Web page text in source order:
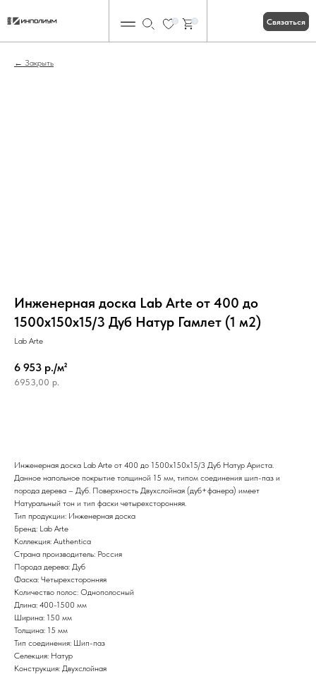
Связаться
Закрыть
Инженерная доска Lab Arte от 400 до
1500х150х15/3 Дуб Натур Гамлет (1 м2)
Lab Arte
6 953 р./м²
6953,00 р.
Инженерная доска Lab Arte от 400 до 1500х150х15/3 Дуб Натур Ариста.
Данное напольное покрытие толщиной 15 мм, типом соединения шип-паз и
порода дерева – Дуб. Поверхность Двухслойная (дуб+фанера) имеет
Натуральный тон и тип фаски четырехсторонняя.
Тип продукции: Инженерная доска
Бренд: Lab Arte
Коллекция: Authentica
Страна производитель: Россия
Порода дерева: Дуб
Фаска: Четырехсторонняя
Количество полос: Однополосный
Длина: 400-1500 мм
Ширина: 150 мм
Толщина: 15 мм
Тип соединения: Шип-паз
Селекция: Натур
Конструкция: Двухслойная